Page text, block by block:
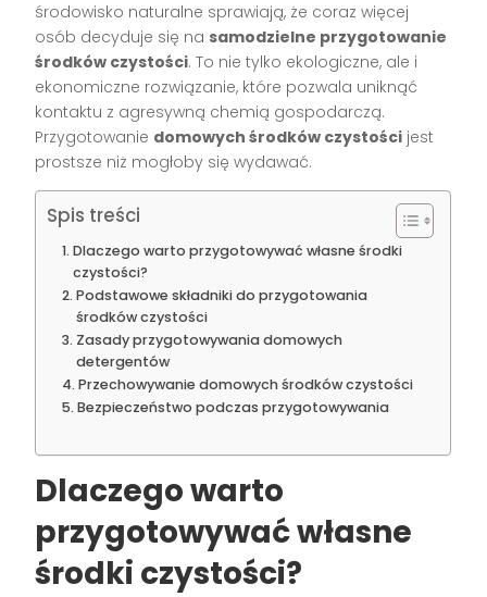
środowisko naturalne sprawiają, że coraz więcej
osób decyduje się na samodzielne przygotowanie
środków czystości. To nie tylko ekologiczne, ale i
ekonomiczne rozwiązanie, które pozwala uniknąć
kontaktu z agresywną chemią gospodarczą.
Przygotowanie domowych środków czystości jest
prostsze niż mogłoby się wydawać.
Spis treści
Dlaczego warto przygotowywać własne środki
czystości?
Podstawowe składniki do przygotowania
środków czystości
Zasady przygotowywania domowych
detergentów
Przechowywanie domowych środków czystości
Bezpieczeństwo podczas przygotowywania
Dlaczego warto
przygotowywać własne
środki czystości?